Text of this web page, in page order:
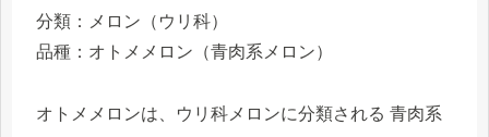
分類：メロン（ウリ科）
品種：オトメメロン（青肉系メロン）
オトメメロンは、ウリ科メロンに分類される 青肉系